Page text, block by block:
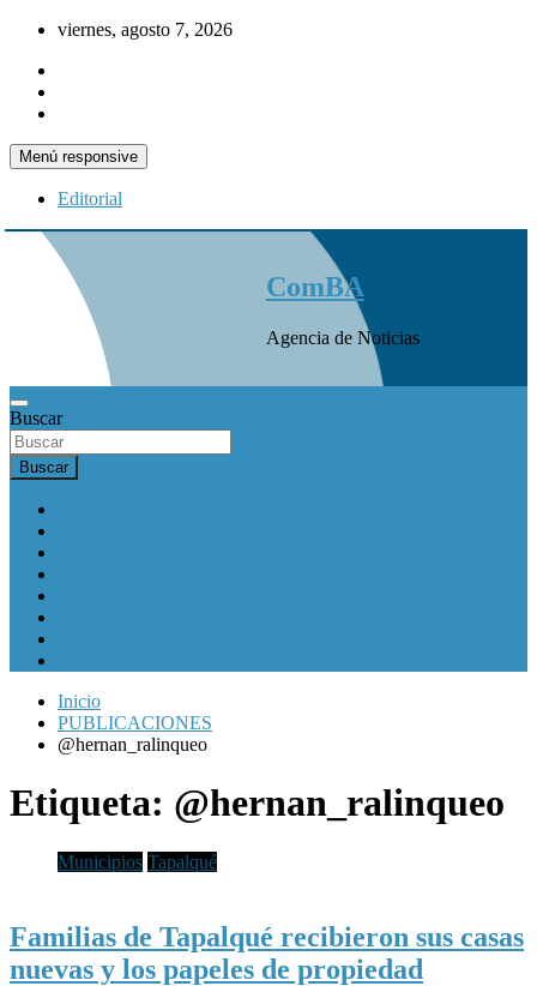
Saltar
contenido
viernes, agosto 7, 2026
Menú responsive
Editorial
ComBA
Agencia de Noticias
Buscar
Buscar
Inicio
PUBLICACIONES
@hernan_ralinqueo
Etiqueta: @hernan_ralinqueo
Municipios Tapalqué
Familias de Tapalqué recibieron sus casas
nuevas y los papeles de propiedad